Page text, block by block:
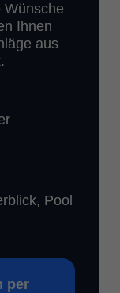
Wünsche
Ihnen
aus
Pool
per